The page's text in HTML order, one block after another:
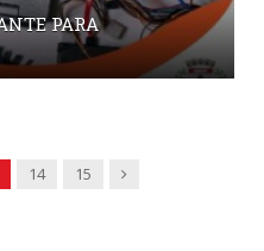
PARA
14 15 Next